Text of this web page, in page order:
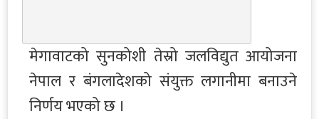
मेगावाटको सुनकोशी तेस्रो जलविद्युत आयोजना
नेपाल र बंगलादेशको संयुक्त लगानीमा बनाउने
निर्णय भएको छ ।